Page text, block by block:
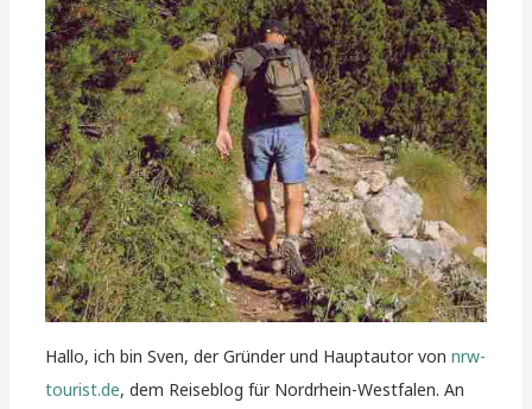
Hallo, ich bin Sven, der Gründer und Hauptautor vonnrw-
tourist.de, dem Reiseblog für Nordrhein-Westfalen. An